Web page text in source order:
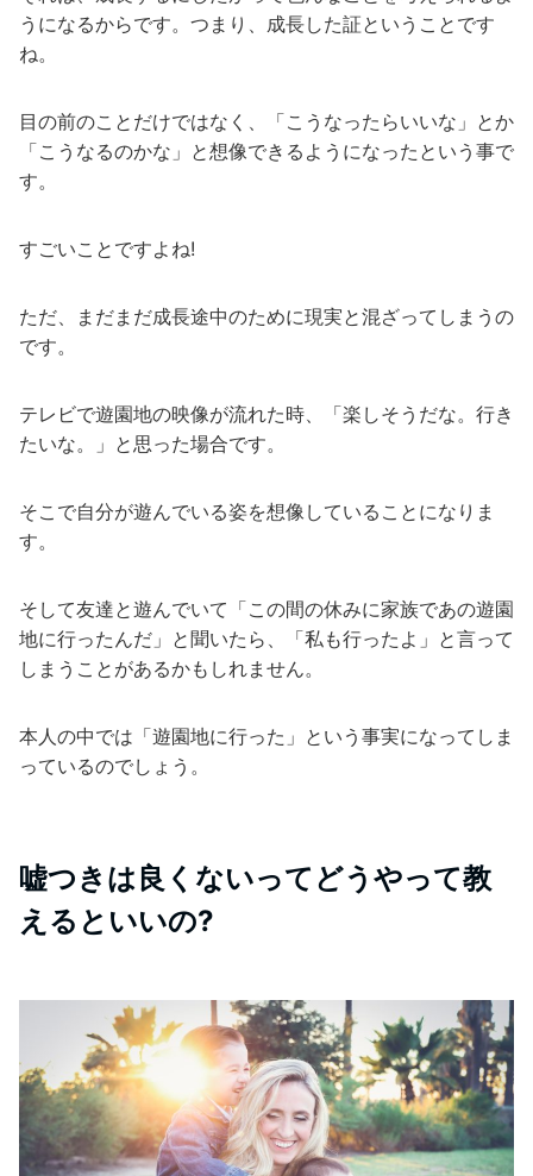
うになるからです。つまり、成長した証ということです
ね。
目の前のことだけではなく、「こうなったらいいな」とか
「こうなるのかな」と想像できるようになったという事で
す。
すごいことですよね!
ただ、まだまだ成長途中のために現実と混ざってしまうの
です。
テレビで遊園地の映像が流れた時、「楽しそうだな。行き
たいな。」と思った場合です。
そこで自分が遊んでいる姿を想像していることになりま
す。
そして友達と遊んでいて「この間の休みに家族であの遊園
地に行ったんだ」と聞いたら、「私も行ったよ」と言って
しまうことがあるかもしれません。
本人の中では「遊園地に行った」という事実になってしま
っているのでしょう。
嘘つきは良くないってどうやって教
えるといいの?